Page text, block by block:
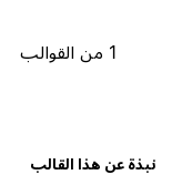
عن هذا القالب